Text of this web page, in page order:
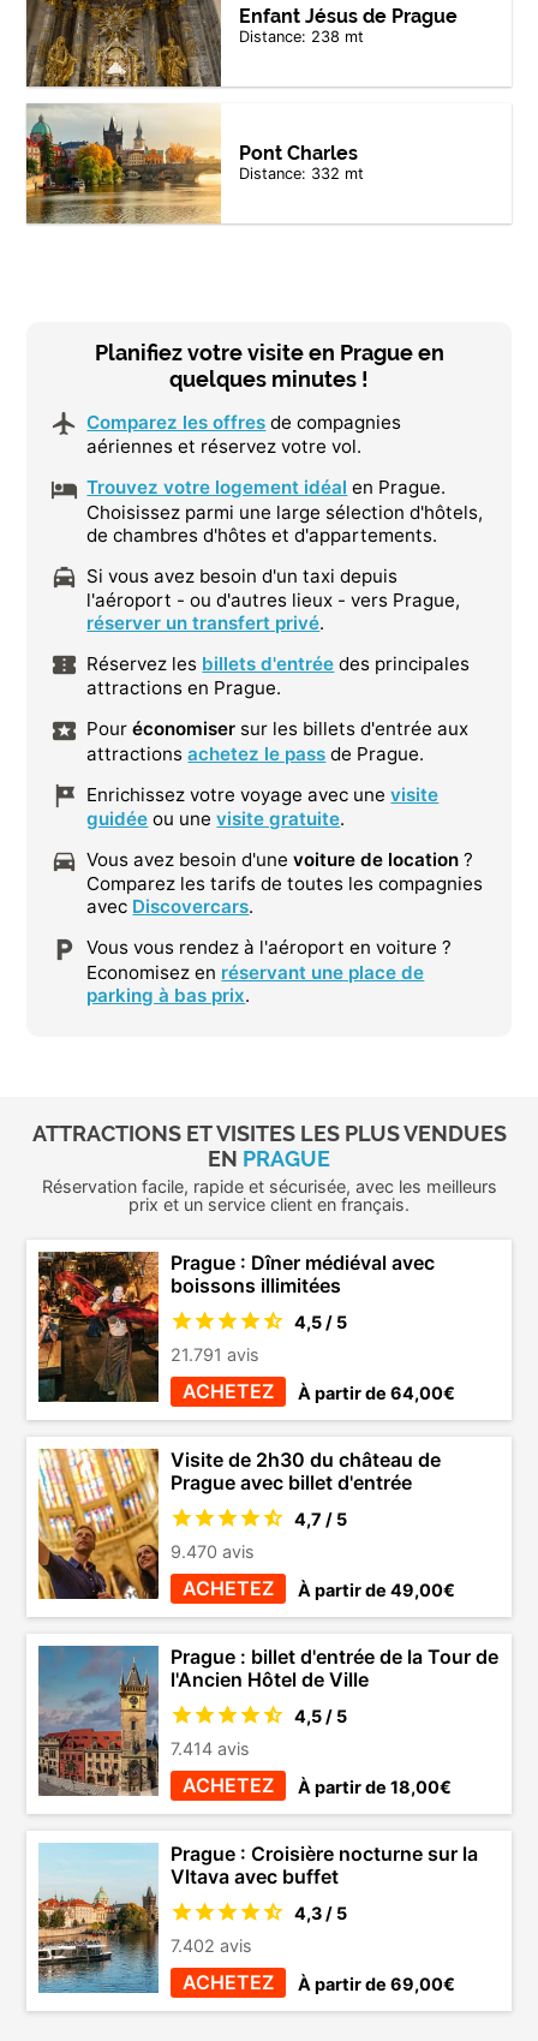
Enfant Jésus de Prague
Distance: 238 mt
Pont Charles
Distance: 332 mt
Planifiez votre visite en Prague en
quelques minutes !
Comparez les offres de compagnies
aériennes et réservez votre vol.
Trouvez votre logement idéal en Prague.
Choisissez parmi une large sélection d'hôtels,
de chambres d'hôtes et d'appartements.
Si vous avez besoin d'un taxi depuis
l'aéroport - ou d'autres lieux - vers Prague,
réserver un transfert privé.
Réservez les billets d'entrée des principales
attractions en Prague.
Pouréconomiser sur les billets d'entrée aux
attractionsachetez le pass de Prague.
Enrichissez votre voyage avec unevisite
guidée ou unevisite gratuite.
Vous avez besoin d'unevoiture de location ?
Comparez les tarifs de toutes les compagnies
avec Discovercars.
Vous vous rendez à l'aéroport en voiture ?
Economisez en réservant une place de
parking à bas prix.
ATTRACTIONS ET VISITES LES PLUS VENDUES
EN PRAGUE
Réservation facile, rapide et sécurisée, avec les meilleurs
prix et un service client en français.
Prague : Dîner médiéval avec
boissons illimitées
4,5 / 5
21.791 avis
ACHETEZ À partir de 64,00€
Visite de 2h30 du château de
Prague avec billet d'entrée
4,7 / 5
9.470 avis
ACHETEZ À partir de 49,00€
Prague : billet d'entrée de la Tour de
l'Ancien Hôtel de Ville
4,5 / 5
7.414 avis
ACHETEZ À partir de 18,00€
Prague : Croisière nocturne sur la
Vltava avec buffet
4,3 / 5
7.402 avis
ACHETEZ À partir de 69,00€